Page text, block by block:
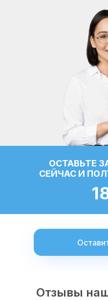
ОСТАВЬТЕ
СЕЙЧАС И
Отзывы
Отзывы
Отзывы